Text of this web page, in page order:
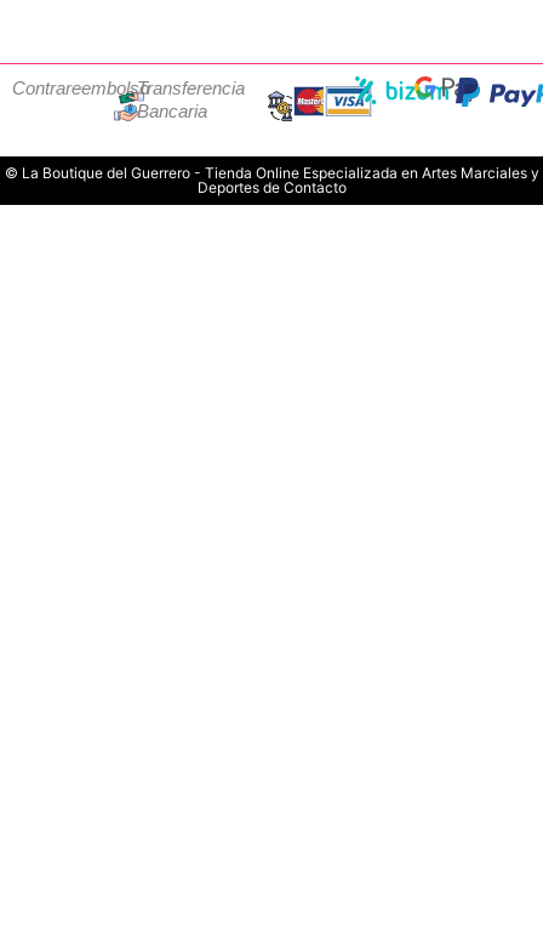
ContrareembolsoTransferencia
Bancaria
© La Boutique del Guerrero - Tienda Online Especializada en Artes Marciales y
Deportes de Contacto